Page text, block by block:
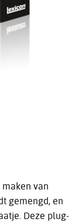
van
gemengd, en
Deze plug-